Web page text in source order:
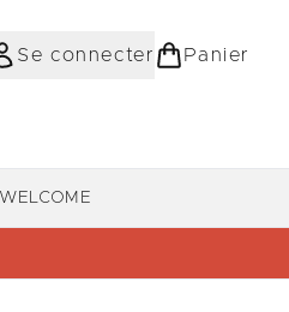
Se connecter Panier